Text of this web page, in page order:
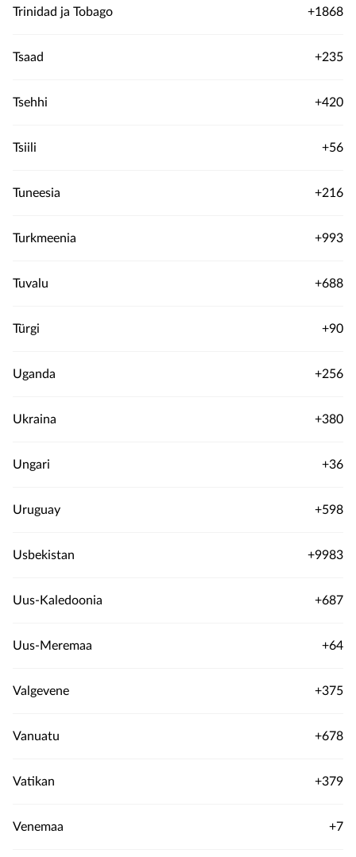
Trinidad ja Tobago +1868
Tsaad +235
Tsehhi +420
Tsiili +56
Tuneesia +216
Turkmeenia +993
Tuvalu +688
Türgi +90
Uganda +256
Ukraina +380
Ungari +36
Uruguay +598
Usbekistan +9983
Uus-Kaledoonia +687
Uus-Meremaa +64
Valgevene +375
Vanuatu +678
Vatikan +379
Venemaa +7